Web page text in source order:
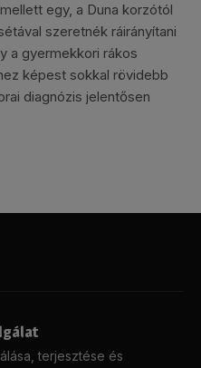
egy, a Duna korzótól
szeretnék ráirányítani
a gyermekkori rákos
képest sokkal rövidebb
diagnózis jelentősen
terjesztése és